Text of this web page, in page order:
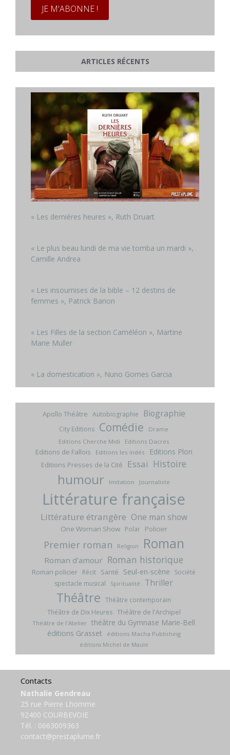
ARTICLES RÉCENTS
« Les dernières heures », Ruth Druart
« Le plus beau lundi de ma vie tomba un mardi »,
Camille Andrea
« Les insoumises de la bible – 12 destins de
femmes », Patrick Banon
« Les Filles de la section Caméléon », Martine
Marie Muller
« La domestication », Nuno Gomes Garcia
Apollo Théâtre Autobiographie Biographie
City Editions Comédie
Drame
Editions Cherche Midi
Editions Dacres
Editions de Fallois Editions les indés Editions Plon
Editions Presses de la Cité Essai Histoire
humour Imitation Journaliste
Littérature française
Littérature étrangère One man show
One Woman Show Polar Policier
Premier roman Religion Roman
Roman d'amour Roman historique
Roman policier Récit Santé Seul-en-scène
Société
spectacle musical
Spiritualité Thriller
Théâtre Théâtre contemporain
Théâtre de Dix Heures Théâtre de l'Archipel
Théâtre de l'Atelier théâtre du Gymnase Marie-Bell
éditions Grasset
éditions Macha Publishing
éditions Michel de Maule
Contacts
Nathalie Gendreau
25 rue Pierre Lhomme
92400 COURBEVOIE
Tél. : 0663009363
contact@prestaplume.fr